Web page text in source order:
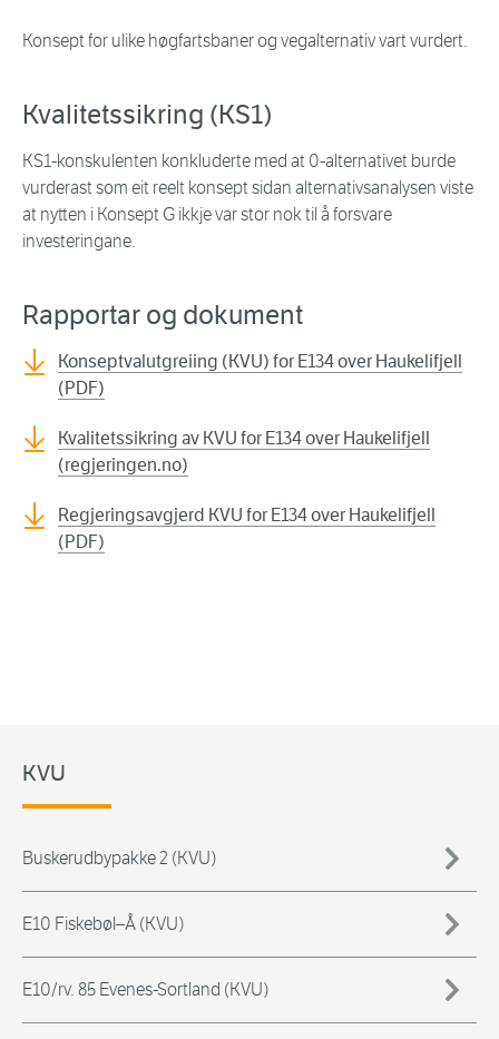
Konsept for ulike høgfartsbaner og vegalternativ vart vurdert.
Kvalitetssikring (KS1)
KS1-konskulenten konkluderte med at 0-alternativet burde
vurderast som eit reelt konsept sidan alternativsanalysen viste
at nytten i Konsept G ikkje var stor nok til å forsvare
investeringane.
Rapportar og dokument
Konseptvalutgreiing (KVU) for E134 over Haukelifjell
(PDF)
Kvalitetssikring av KVU for E134 over Haukelifjell
(regjeringen.no)
Regjeringsavgjerd KVU for E134 over Haukelifjell
(PDF)
KVU
Buskerudbypakke 2 (KVU)
E10 Fiskebøl–Å (KVU)
E10/rv. 85 Evenes-Sortland (KVU)